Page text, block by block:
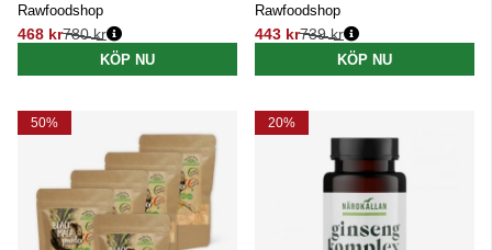
Rawfoodshop
468 kr
Ordinarie pris:
780 kr
KÖP NU
Rawfoodshop
443 kr
Ordinarie pris:
739 kr
KÖP NU
50% 20%